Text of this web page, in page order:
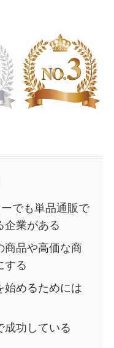
でも単品通販で
企業がある
商品や高価な商
する
始めるためには
成功している